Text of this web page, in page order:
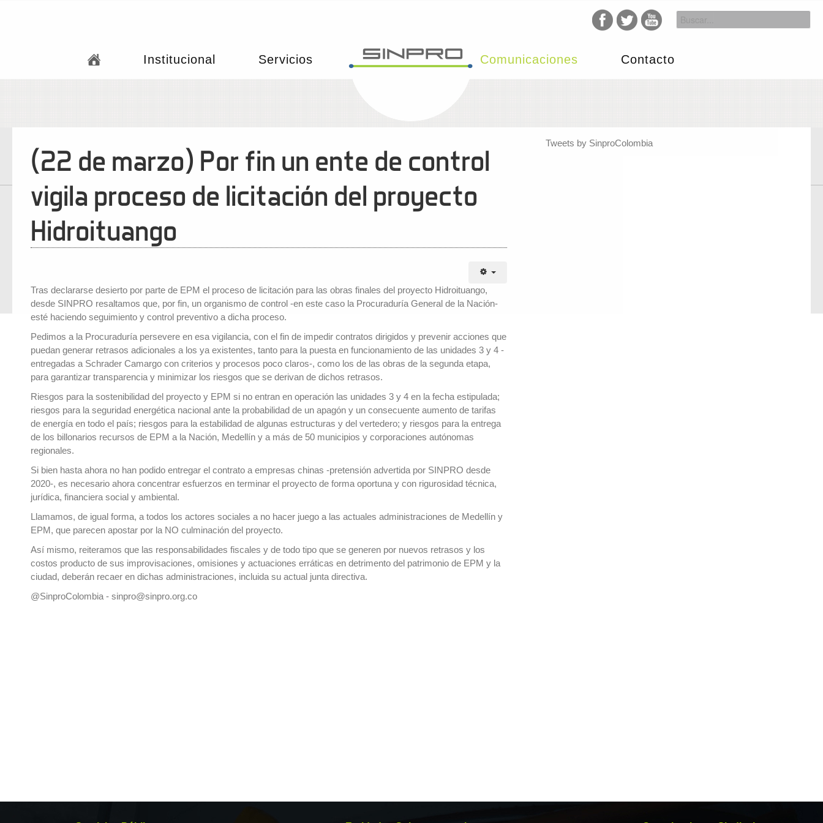
Institucional Servicios Comunicaciones Contacto
(22 de marzo) Por fin un ente de control
vigila proceso de licitación del proyecto
Hidroituango
Tras declararse desierto por parte de EPM el proceso de licitación para las obras finales del proyecto Hidroituango,
desde SINPRO resaltamos que, por fin, un organismo de control-en este caso la Procuraduría General de la Nación-
esté haciendo seguimiento y control preventivo a dicha proceso.
Pedimos a la Procuraduría persevere en esa vigilancia, con el fin de impedir contratos dirigidos y prevenir acciones que
puedan generar retrasos adicionales a los ya existentes, tanto para la puesta en funcionamiento de las unidades 3 y 4 -
entregadas a Schrader Camargo con criterios y procesos poco claros-, como los de las obras de la segunda etapa,
para garantizar transparencia y minimizar los riesgos que se derivan de dichos retrasos.
Riesgos para la sostenibilidad del proyecto y EPM si no entran en operación las unidades 3 y 4 en la fecha estipulada;
riesgos para la seguridad energética nacional ante la probabilidad de un apagón y un consecuente aumento de tarifas
de energía en todo el país; riesgos para la estabilidad de algunas estructuras y del vertedero; y riesgos para la entrega
de los billonarios recursos de EPM a la Nación, Medellín y a más de 50 municipios y corporaciones autónomas
regionales.
Si bien hasta ahora no han podido entregar el contrato a empresas chinas-pretensión advertida por SINPRO desde
2020-, es necesario ahora concentrar esfuerzos en terminar el proyecto de forma oportuna y con rigurosidad técnica,
jurídica, financiera social y ambiental.
Llamamos, de igual forma, a todos los actores sociales a no hacer juego a las actuales administraciones de Medellín y
EPM, que parecen apostar por la NO culminación del proyecto.
Así mismo, reiteramos que las responsabilidades fiscales y de todo tipo que se generen por nuevos retrasos y los
costos producto de sus improvisaciones, omisiones y actuaciones erráticas en detrimento del patrimonio de EPM y la
ciudad, deberán recaer en dichas administraciones, incluida su actual junta directiva.
@SinproColombia -sinpro@sinpro.org.co
Tweets by SinproColombia